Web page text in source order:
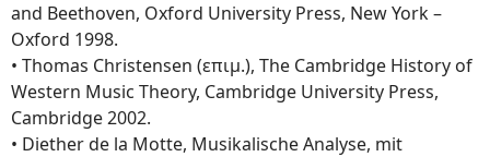
and Beethoven, Oxford University Press, New York –
Oxford 1998.
• Thomas Christensen (επιμ.), The Cambridge History of
Western Music Theory, Cambridge University Press,
Cambridge 2002.
• Diether de la Motte, Musikalische Analyse, mit